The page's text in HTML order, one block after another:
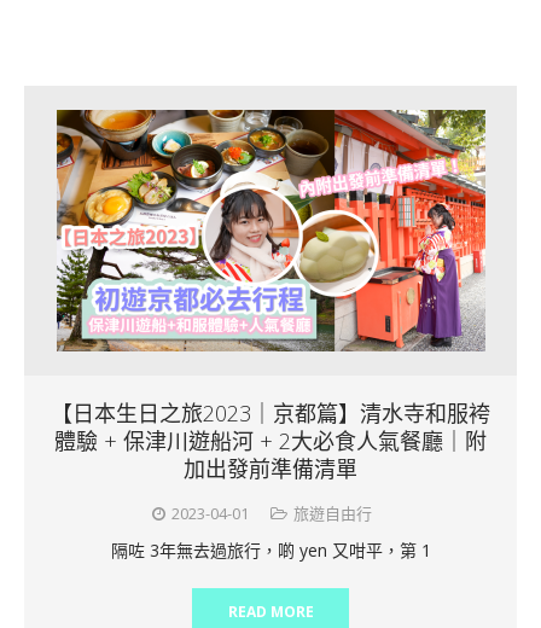
【日本生日之旅2023｜京都篇】清水寺和服袴
體驗 + 保津川遊船河 + 2大必食人氣餐廳｜附
加出發前準備清單
2023-04-01 旅遊自由行
隔咗 3年無去過旅行，啲 yen 又咁平，第 1
READ MORE